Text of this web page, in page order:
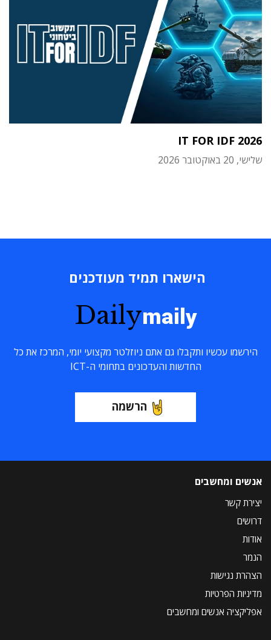
IT FOR IDF 2026
שלישי, 20 באוקטובר 2026
הישארו תמיד מעודכנים
Dailymaily
הירשמו עכשיו ותקבלו גם אתם ניוזלטר מקצועי יומי, המרכז את כל
החדשות והעדכונים בתחומי ה-ICT
הרשמה
אנשים ומחשבים
יצירת קשר
דרושים
אודות
הנמר
הצהרת נגישות
מדיניות הפרטיות
אפליקציה אנשים ומחשבים